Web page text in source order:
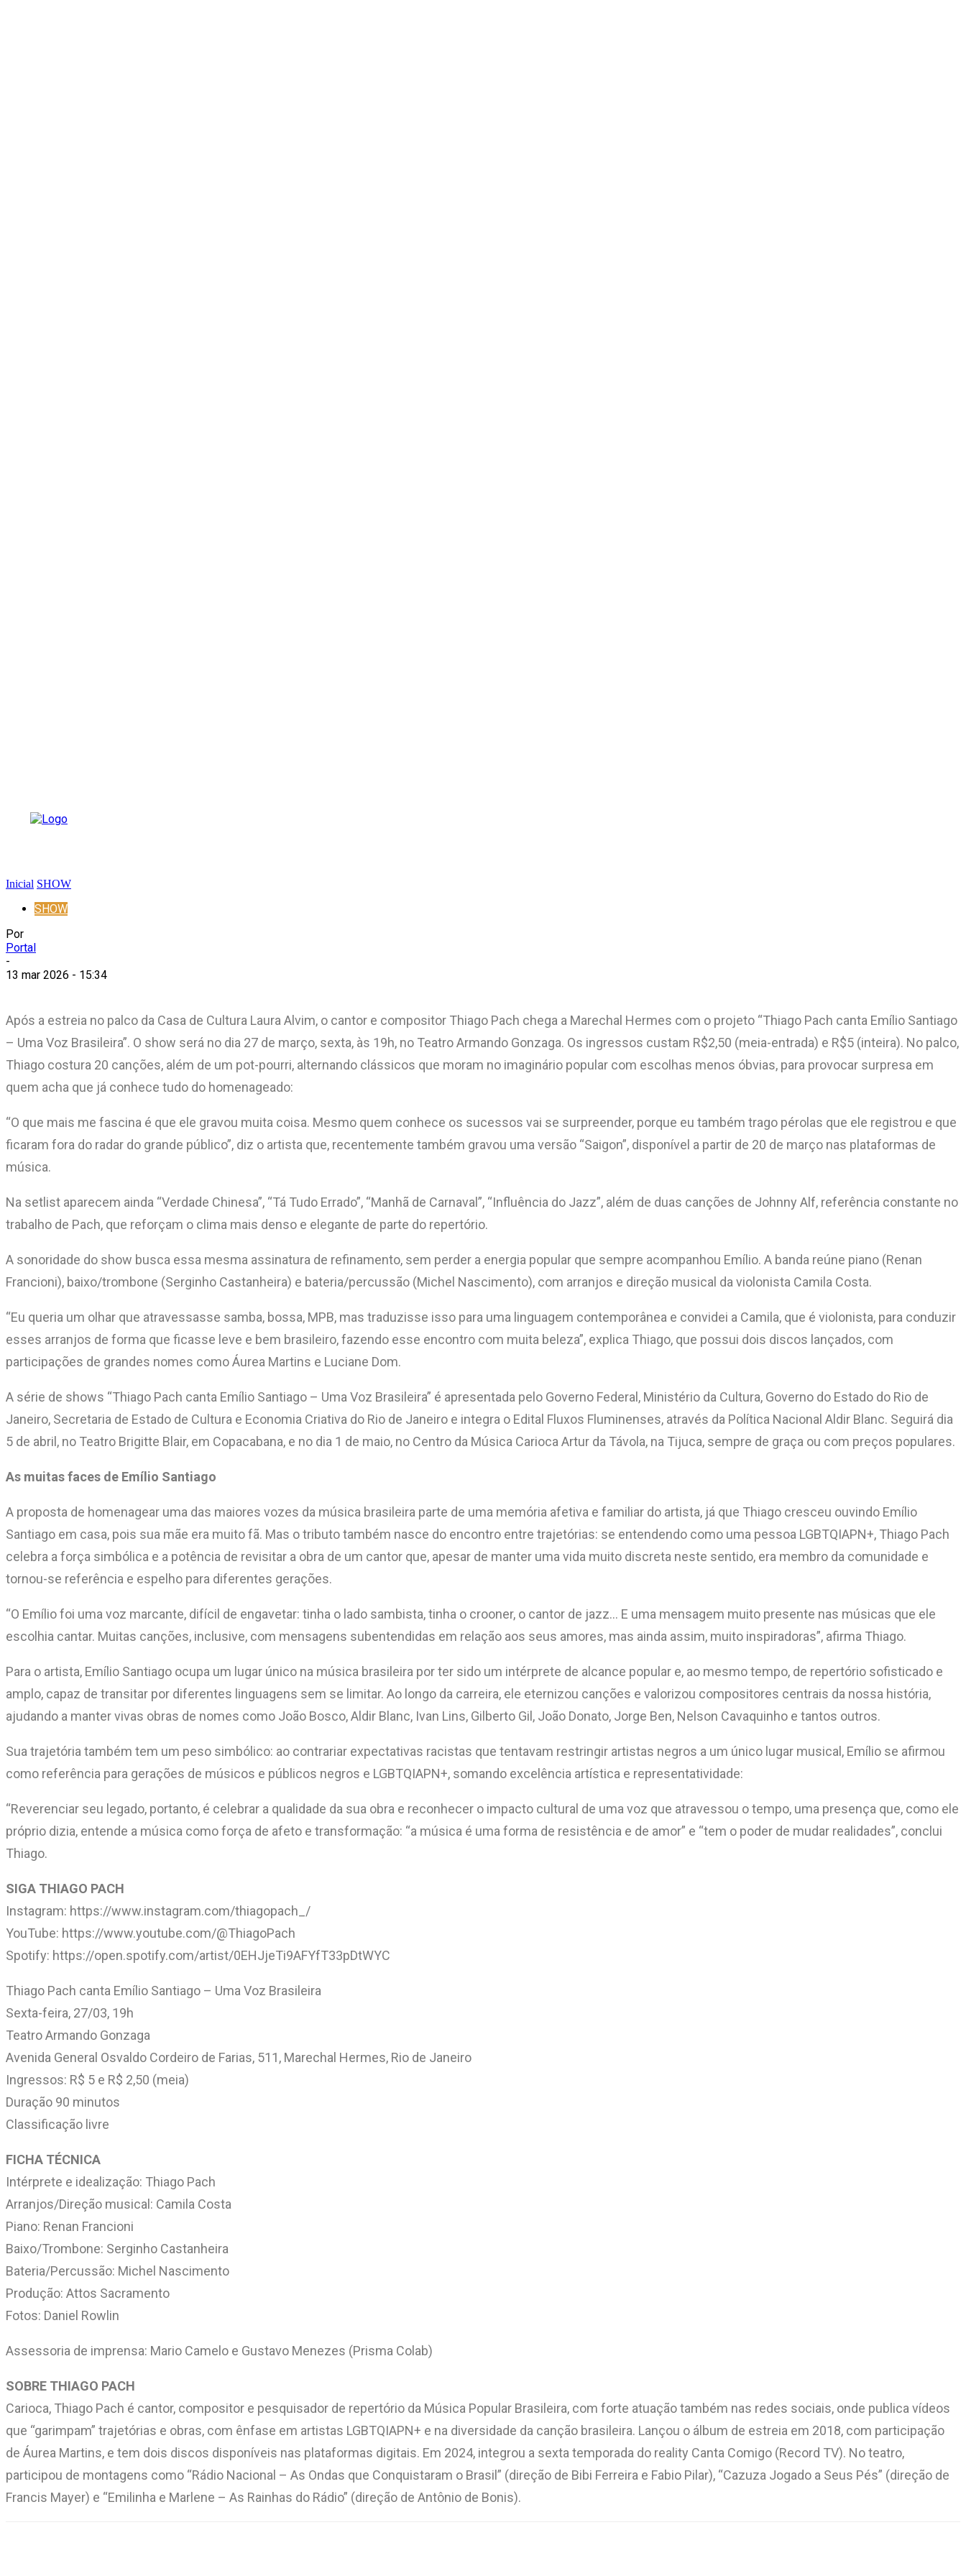
Inicial SHOW
SHOW
Por
Portal
-
13 mar 2026 - 15:34
Após a estreia no palco da Casa de Cultura Laura Alvim, o cantor e compositor Thiago Pach chega a Marechal Hermes com o projeto “Thiago Pach canta Emílio Santiago
– Uma Voz Brasileira”. O show será no dia 27 de março, sexta, às 19h, no Teatro Armando Gonzaga. Os ingressos custam R$2,50 (meia-entrada) e R$5 (inteira). No palco,
Thiago costura 20 canções, além de um pot-pourri, alternando clássicos que moram no imaginário popular com escolhas menos óbvias, para provocar surpresa em
quem acha que já conhece tudo do homenageado:
“O que mais me fascina é que ele gravou muita coisa. Mesmo quem conhece os sucessos vai se surpreender, porque eu também trago pérolas que ele registrou e que
ficaram fora do radar do grande público”, diz o artista que, recentemente também gravou uma versão “Saigon”, disponível a partir de 20 de março nas plataformas de
música.
Na setlist aparecem ainda “Verdade Chinesa”, “Tá Tudo Errado”, “Manhã de Carnaval”, “Influência do Jazz”, além de duas canções de Johnny Alf, referência constante no
trabalho de Pach, que reforçam o clima mais denso e elegante de parte do repertório.
A sonoridade do show busca essa mesma assinatura de refinamento, sem perder a energia popular que sempre acompanhou Emílio. A banda reúne piano (Renan
Francioni), baixo/trombone (Serginho Castanheira) e bateria/percussão (Michel Nascimento), com arranjos e direção musical da violonista Camila Costa.
“Eu queria um olhar que atravessasse samba, bossa, MPB, mas traduzisse isso para uma linguagem contemporânea e convidei a Camila, que é violonista, para conduzir
esses arranjos de forma que ficasse leve e bem brasileiro, fazendo esse encontro com muita beleza”, explica Thiago, que possui dois discos lançados, com
participações de grandes nomes como Áurea Martins e Luciane Dom.
A série de shows “Thiago Pach canta Emílio Santiago – Uma Voz Brasileira” é apresentada pelo Governo Federal, Ministério da Cultura, Governo do Estado do Rio de
Janeiro, Secretaria de Estado de Cultura e Economia Criativa do Rio de Janeiro e integra o Edital Fluxos Fluminenses, através da Política Nacional Aldir Blanc. Seguirá dia
5 de abril, no Teatro Brigitte Blair, em Copacabana, e no dia 1 de maio, no Centro da Música Carioca Artur da Távola, na Tijuca, sempre de graça ou com preços populares.
As muitas faces de Emílio Santiago
A proposta de homenagear uma das maiores vozes da música brasileira parte de uma memória afetiva e familiar do artista, já que Thiago cresceu ouvindo Emílio
Santiago em casa, pois sua mãe era muito fã. Mas o tributo também nasce do encontro entre trajetórias: se entendendo como uma pessoa LGBTQIAPN+, Thiago Pach
celebra a força simbólica e a potência de revisitar a obra de um cantor que, apesar de manter uma vida muito discreta neste sentido, era membro da comunidade e
tornou-se referência e espelho para diferentes gerações.
“O Emílio foi uma voz marcante, difícil de engavetar: tinha o lado sambista, tinha o crooner, o cantor de jazz… E uma mensagem muito presente nas músicas que ele
escolhia cantar. Muitas canções, inclusive, com mensagens subentendidas em relação aos seus amores, mas ainda assim, muito inspiradoras”, afirma Thiago.
Para o artista, Emílio Santiago ocupa um lugar único na música brasileira por ter sido um intérprete de alcance popular e, ao mesmo tempo, de repertório sofisticado e
amplo, capaz de transitar por diferentes linguagens sem se limitar. Ao longo da carreira, ele eternizou canções e valorizou compositores centrais da nossa história,
ajudando a manter vivas obras de nomes como João Bosco, Aldir Blanc, Ivan Lins, Gilberto Gil, João Donato, Jorge Ben, Nelson Cavaquinho e tantos outros.
Sua trajetória também tem um peso simbólico: ao contrariar expectativas racistas que tentavam restringir artistas negros a um único lugar musical, Emílio se afirmou
como referência para gerações de músicos e públicos negros e LGBTQIAPN+, somando excelência artística e representatividade:
“Reverenciar seu legado, portanto, é celebrar a qualidade da sua obra e reconhecer o impacto cultural de uma voz que atravessou o tempo, uma presença que, como ele
próprio dizia, entende a música como força de afeto e transformação: “a música é uma forma de resistência e de amor” e “tem o poder de mudar realidades”, conclui
Thiago.
SIGA THIAGO PACH
Instagram: https://www.instagram.com/thiagopach_/
YouTube: https://www.youtube.com/@ThiagoPach
Spotify: https://open.spotify.com/artist/0EHJjeTi9AFYfT33pDtWYC
Thiago Pach canta Emílio Santiago – Uma Voz Brasileira
Sexta-feira, 27/03, 19h
Teatro Armando Gonzaga
Avenida General Osvaldo Cordeiro de Farias, 511, Marechal Hermes, Rio de Janeiro
Ingressos: R$ 5 e R$ 2,50 (meia)
Duração 90 minutos
Classificação livre
FICHA TÉCNICA
Intérprete e idealização: Thiago Pach
Arranjos/Direção musical: Camila Costa
Piano: Renan Francioni
Baixo/Trombone: Serginho Castanheira
Bateria/Percussão: Michel Nascimento
Produção: Attos Sacramento
Fotos: Daniel Rowlin
Assessoria de imprensa: Mario Camelo e Gustavo Menezes (Prisma Colab)
SOBRE THIAGO PACH
Carioca, Thiago Pach é cantor, compositor e pesquisador de repertório da Música Popular Brasileira, com forte atuação também nas redes sociais, onde publica vídeos
que “garimpam” trajetórias e obras, com ênfase em artistas LGBTQIAPN+ e na diversidade da canção brasileira. Lançou o álbum de estreia em 2018, com participação
de Áurea Martins, e tem dois discos disponíveis nas plataformas digitais. Em 2024, integrou a sexta temporada do reality Canta Comigo (Record TV). No teatro,
participou de montagens como “Rádio Nacional – As Ondas que Conquistaram o Brasil” (direção de Bibi Ferreira e Fabio Pilar), “Cazuza Jogado a Seus Pés” (direção de
Francis Mayer) e “Emilinha e Marlene – As Rainhas do Rádio” (direção de Antônio de Bonis).